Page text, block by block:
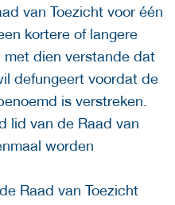
van Toezicht voor één
kortere of langere
dien verstande dat
defungeert voordat de
is verstreken.
lid van de Raad van
worden
Raad van Toezicht